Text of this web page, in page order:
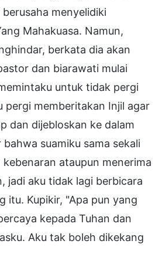
menyelidiki
Mahakuasa. Namun,
berkata dia akan
dan biarawati mulai
untuk tidak pergi
pergi memberitakan Injil agar
dan dijebloskan ke dalam
suamiku sama sekali
ataupun menerima
jadi aku tidak lagi berbicara
itu. Kupikir, "Apa pun yang
kepada Tuhan dan
Aku tak boleh dikekang